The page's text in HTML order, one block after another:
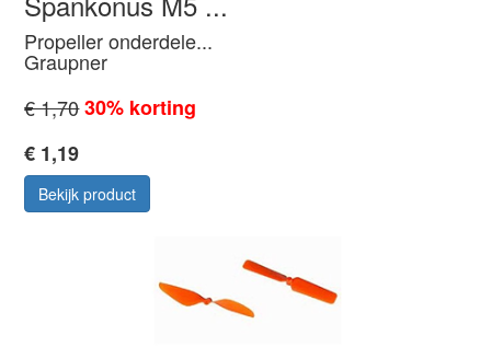
Propeller onderdele...
Graupner
€ 1,7030% korting
€ 1,19
Bekijk product